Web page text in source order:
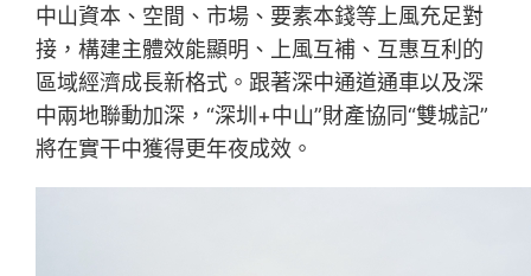
中山資本、空間、市場、要素本錢等上風充足對
接，構建主體效能顯明、上風互補、互惠互利的
區域經濟成長新格式。跟著深中通道通車以及深
中兩地聯動加深，“深圳+中山”財產協同“雙城記”
將在實干中獲得更年夜成效。